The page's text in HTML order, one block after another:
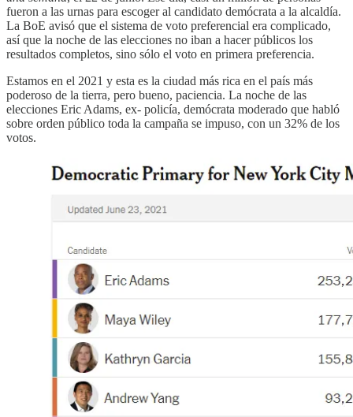
fueron a las urnas para escoger al candidato demócrata a la alcaldía.
La BoE avisó que el sistema de voto preferencial era complicado,
así que la noche de las elecciones no iban a hacer públicos los
resultados completos, sino sólo el voto en primera preferencia.
Estamos en el 2021 y esta es la ciudad más rica en el país más
poderoso de la tierra, pero bueno, paciencia. La noche de las
elecciones Eric Adams, ex- policía, demócrata moderado que habló
sobre orden público toda la campaña se impuso, con un 32% de los
votos.